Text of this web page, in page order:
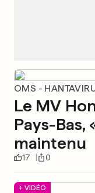
OMS -
Le MV
Pays-
maintenu
17 0
+ VIDÉO